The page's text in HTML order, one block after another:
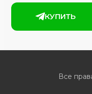
КУПИТЬ
Все